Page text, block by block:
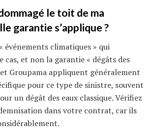
le toit de ma
garantie s’applique ?
événements climatiques » qui
cas, et non la garantie « dégâts des
Groupama appliquent généralement
pour ce type de sinistre, souvent
un dégât des eaux classique. Vérifiez
dans votre contrat, car ils